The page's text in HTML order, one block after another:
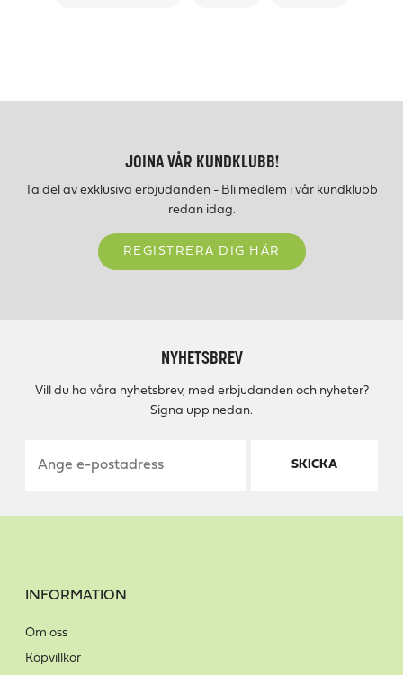
JOINA VÅR KUNDKLUBB!
Ta del av exklusiva erbjudanden - Bli medlem i vår kundklubb
redan idag.
REGISTRERA DIG HÄR
NYHETSBREV
Vill du ha våra nyhetsbrev, med erbjudanden och nyheter?
Signa upp nedan.
SKICKA
INFORMATION
Om oss
Köpvillkor